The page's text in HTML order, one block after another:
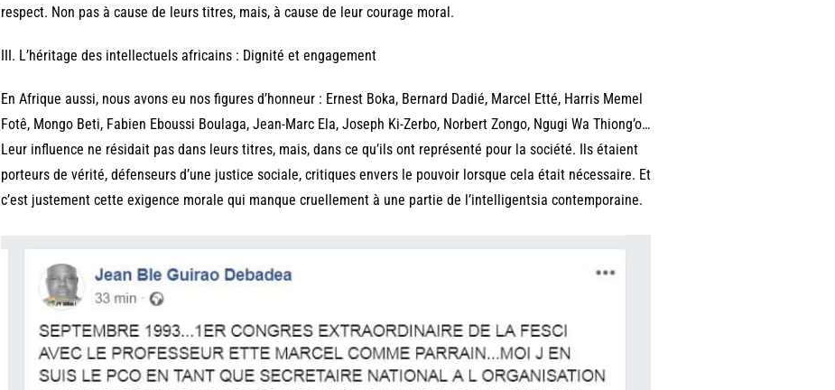
respect. Non pas à cause de leurs titres, mais, à cause de leur courage moral.
III. L’héritage des intellectuels africains : Dignité et engagement
En Afrique aussi, nous avons eu nos figures d’honneur : Ernest Boka, Bernard Dadié, Marcel Etté, Harris Memel
Fotê, Mongo Beti, Fabien Eboussi Boulaga, Jean-Marc Ela, Joseph Ki-Zerbo, Norbert Zongo, Ngugi Wa Thiong’o…
Leur influence ne résidait pas dans leurs titres, mais, dans ce qu’ils ont représenté pour la société. Ils étaient
porteurs de vérité, défenseurs d’une justice sociale, critiques envers le pouvoir lorsque cela était nécessaire. Et
c’est justement cette exigence morale qui manque cruellement à une partie de l’intelligentsia contemporaine.